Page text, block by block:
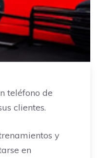
teléfono de
clientes.
y
en